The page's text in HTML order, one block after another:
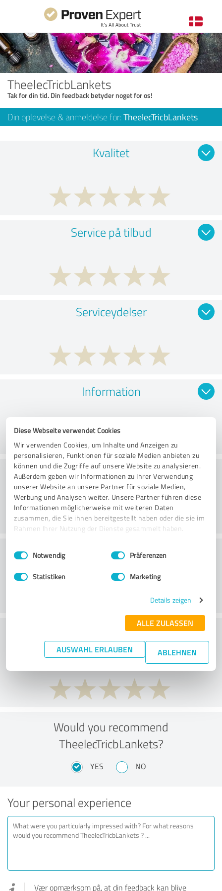
Diese Webseite verwendet Cookies
Wir verwenden Cookies, um Inhalte und Anzeigen zu
personalisieren, Funktionen für soziale Medien anbieten zu
können und die Zugriffe auf unsere Website zu analysieren.
Außerdem geben wir Informationen zu Ihrer Verwendung
unserer Website an unsere Partner für soziale Medien,
Werbung und Analysen weiter. Unsere Partner führen diese
Informationen möglicherweise mit weiteren Daten
zusammen, die Sie ihnen bereitgestellt haben oder die sie im
Rahmen Ihrer Nutzung der Dienste gesammelt haben.
Impressum Datenschutzbestimmungen
Einwilligungsauswahl
Notwendig Präferenzen
Statistiken Marketing
Details zeigen
ALLE ZULASSEN
AUSWAHL ERLAUBEN ABLEHNEN
TheelecTricbLankets
Tak for din tid. Din feedback betyder noget for os!
Din oplevelse & anmeldelse for: TheelecTricbLankets
Kvalitet
Service på tilbud
Serviceydelser
Information
Værdi
Kundeservice
What do you think of the price to
performance ratio?
Would you recommend
TheelecTricbLankets?
YES NO
Your personal experience
Vær opmærksom på, at din feedback kan blive